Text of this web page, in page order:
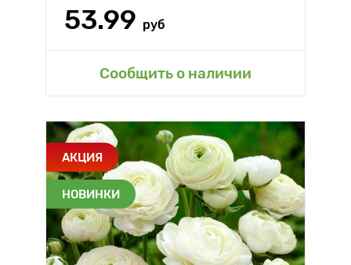
53.99 руб
Сообщить о наличии
АКЦИЯ
НОВИНКИ